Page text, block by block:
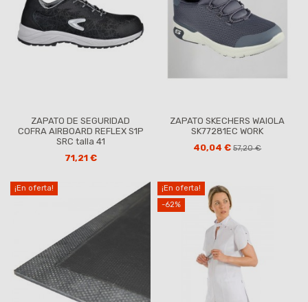
ZAPATO DE SEGURIDAD
COFRA AIRBOARD REFLEX S1P
SRC talla 41
71,21 €
ZAPATO SKECHERS WAIOLA
SK77281EC WORK
40,04 €57,20 €
¡En oferta!
¡En oferta!
-62%